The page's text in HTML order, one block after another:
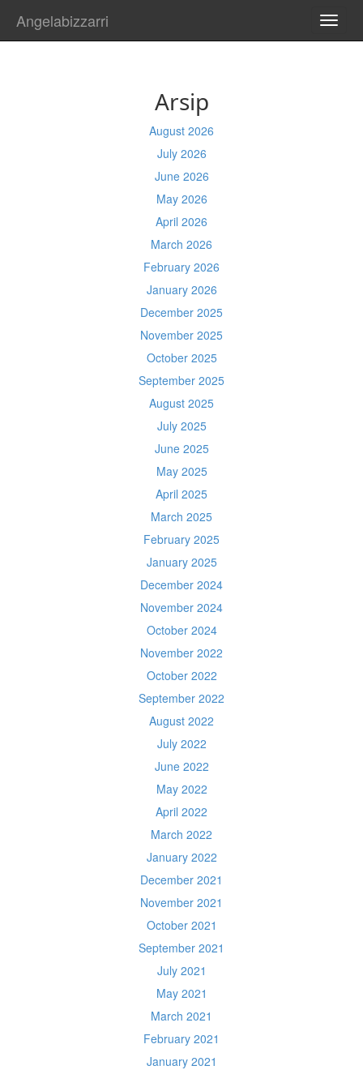
Angelabizzarri
Arsip
August 2026
July 2026
June 2026
May 2026
April 2026
March 2026
February 2026
January 2026
December 2025
November 2025
October 2025
September 2025
August 2025
July 2025
June 2025
May 2025
April 2025
March 2025
February 2025
January 2025
December 2024
November 2024
October 2024
November 2022
October 2022
September 2022
August 2022
July 2022
June 2022
May 2022
April 2022
March 2022
January 2022
December 2021
November 2021
October 2021
September 2021
July 2021
May 2021
March 2021
February 2021
January 2021